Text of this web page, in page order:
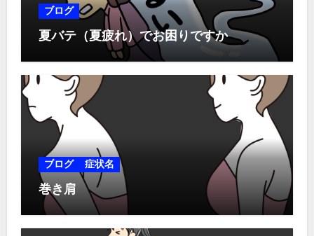
ブログ
夏バテ（夏疲れ）でお困りですか
ブログ 症状名
巻き肩